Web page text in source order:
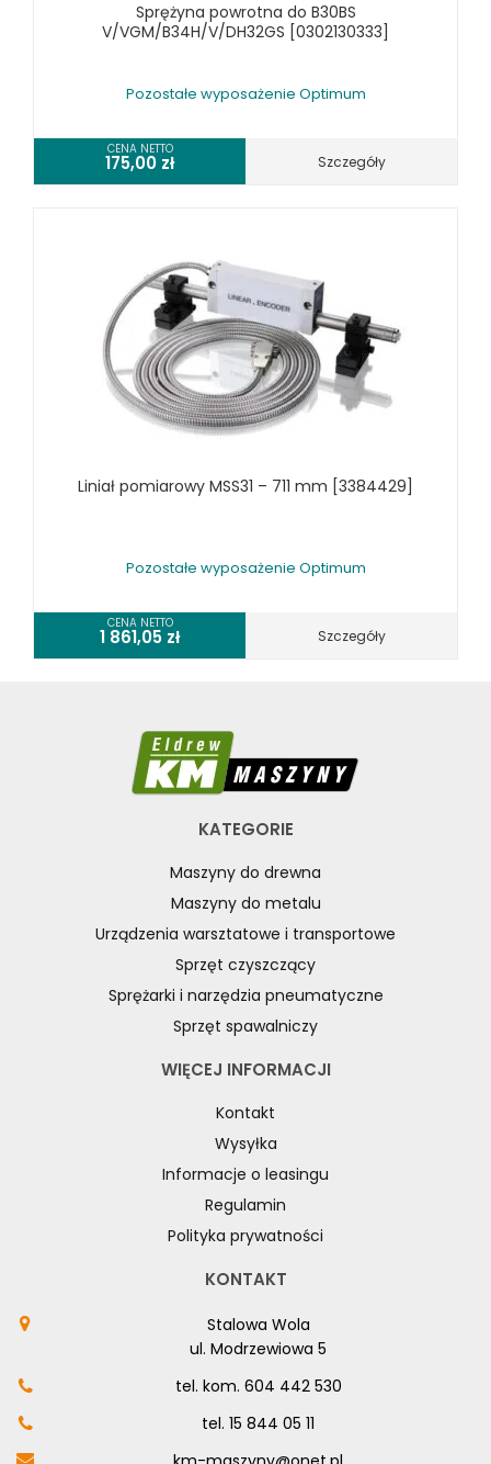
WYPOSAŻENIE TOKAREK OPTIMUM
WYPOSAŻENIE WIERTAREK OPTIMUM
SPRĘŻARKI I NARZĘDZIA PNEUMATYCZNE
KOSZT DOSTAWY
Sprężyna powrotna do B30BS
V/VGM/B34H/V/DH32GS [0302130333]
Pozostałe wyposażenie Optimum
CENA NETTO
175,00 zł Szczegóły
Liniał pomiarowy MSS31 – 711 mm [3384429]
Pozostałe wyposażenie Optimum
CENA NETTO
1 861,05 zł Szczegóły
KATEGORIE
Maszyny do drewna
Maszyny do metalu
Urządzenia warsztatowe i transportowe
Sprzęt czyszczący
Sprężarki i narzędzia pneumatyczne
Sprzęt spawalniczy
WIĘCEJ INFORMACJI
Kontakt
Wysyłka
Informacje o leasingu
Regulamin
Polityka prywatności
KONTAKT
Stalowa Wola
ul. Modrzewiowa 5
tel. kom. 604 442 530
tel. 15 844 05 11